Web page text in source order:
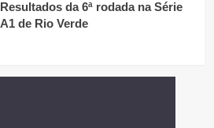
Resultados da 6ª rodada na Série
A1 de Rio Verde